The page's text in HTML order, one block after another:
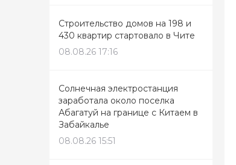
Строительство домов на 198 и
430 квартир стартовало в Чите
08.08.26 17:16
Солнечная электростанция
заработала около поселка
Абагатуй на границе с Китаем в
Забайкалье
08.08.26 15:51